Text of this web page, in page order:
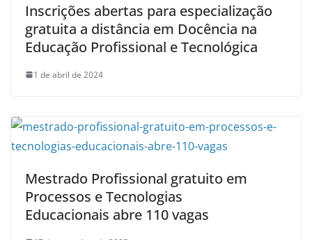
Inscrições abertas para especialização
gratuita a distância em Docência na
Educação Profissional e Tecnológica
1 de abril de 2024
Mestrado Profissional gratuito em
Processos e Tecnologias
Educacionais abre 110 vagas